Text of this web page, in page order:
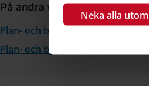
Neka alla
På andra webbplatser
Plan- och bygglag (2010:900)
Plan- och byggförordning